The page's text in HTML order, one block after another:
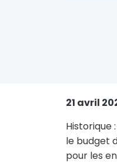
21 avril
Historique
le budget
pour les